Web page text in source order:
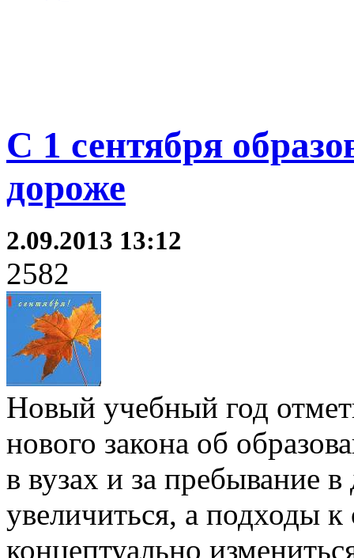
С 1 сентября
дороже
2.09.2013 13:12
2582
Новый учебный год
нового закона об
в вузах и за пребывание
увеличиться, а подходы
концептуально